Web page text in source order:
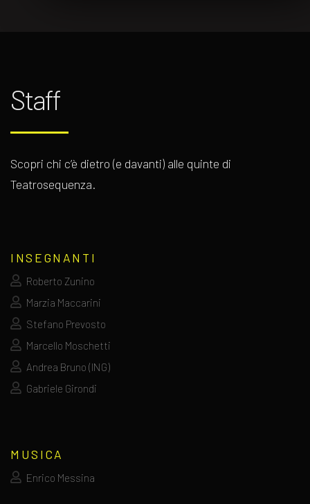
Staff
Scopri chi c’è dietro (e davanti) alle quinte di
Teatrosequenza.
INSEGNANTI
Roberto Zunino
Marzia Maccarini
Stefano Prevosto
Marcello Moschetti
Andrea Bruno (ING)
Gabriele Girondi
MUSICA
Enrico Messina